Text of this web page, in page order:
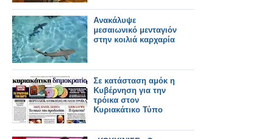
Ανακάλυψε
μεσαιωνικό μενταγιόν
στην κοιλιά καρχαρία
Σε κατάσταση αμόκ η
Κυβέρνηση για την
τρόικα στον
Κυριακάτικο Τύπο